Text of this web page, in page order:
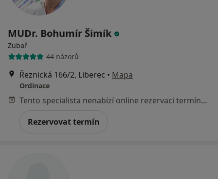
MUDr. Bohumír Šimík
Zubař
44 názorů
Řeznická 166/2, Liberec • Mapa
Ordinace
Tento specialista nenabízí online rezervaci termínu na této adrese.
Rezervovat termín